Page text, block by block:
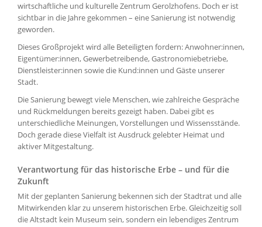
wirtschaftliche und kulturelle Zentrum Gerolzhofens. Doch er ist
sichtbar in die Jahre gekommen – eine Sanierung ist notwendig
geworden.
Dieses Großprojekt wird alle Beteiligten fordern: Anwohner:innen,
Eigentümer:innen, Gewerbetreibende, Gastronomiebetriebe,
Dienstleister:innen sowie die Kund:innen und Gäste unserer
Stadt.
Die Sanierung bewegt viele Menschen, wie zahlreiche Gespräche
und Rückmeldungen bereits gezeigt haben. Dabei gibt es
unterschiedliche Meinungen, Vorstellungen und Wissensstände.
Doch gerade diese Vielfalt ist Ausdruck gelebter Heimat und
aktiver Mitgestaltung.
Verantwortung für das historische Erbe – und für die
Zukunft
Mit der geplanten Sanierung bekennen sich der Stadtrat und alle
Mitwirkenden klar zu unserem historischen Erbe. Gleichzeitig soll
die Altstadt kein Museum sein, sondern ein lebendiges Zentrum